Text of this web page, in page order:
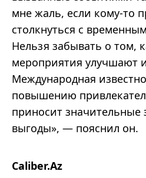
мне жаль, если кому-то
столкнуться с
Нельзя забывать о том,
мероприятия улучшают
Международная
повышению
приносит значительные
выгоды», — пояснил он.
Caliber.Az